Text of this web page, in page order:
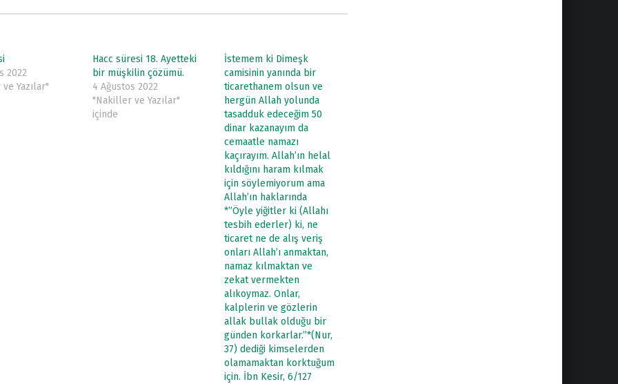
2022
Yazılar"
Hacc süresi 18. Ayetteki
bir müşkilin çözümü.
4 Ağustos 2022
"Nakiller ve Yazılar"
içinde
İstemem ki Dimeşk
camisinin yanında bir
ticarethanem olsun ve
hergün Allah yolunda
tasadduk edeceğim 50
dinar kazanayım da
cemaatle namazı
kaçırayım. Allah’ın helal
kıldığını haram kılmak
için söylemiyorum ama
Allah’ın haklarında
*”Öyle yiğitler ki (Allahı
tesbih ederler) ki, ne
ticaret ne de alış veriş
onları Allah’ı anmaktan,
namaz kılmaktan ve
zekat vermekten
alıkoymaz. Onlar,
kalplerin ve gözlerin
allak bullak olduğu bir
günden korkarlar.”*(Nur,
37) dediği kimselerden
olamamaktan korktuğum
için. İbn Kesir, 6/127